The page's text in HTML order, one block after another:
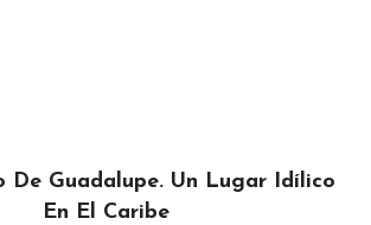
De Guadalupe. Un Lugar Idílico
En El Caribe